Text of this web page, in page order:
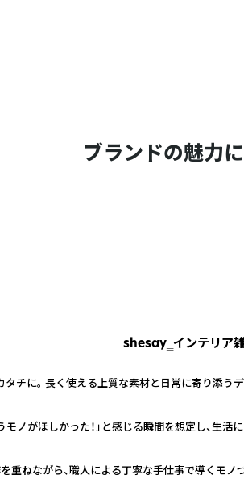
ブランドの魅力
shesay‗インテリア雑
チに。 長く使える上質な素材と日常に寄り添う
モノがほしかった！」と感じる瞬間を想定し、生
重ねながら、職人による丁寧な手仕事で導くモノ